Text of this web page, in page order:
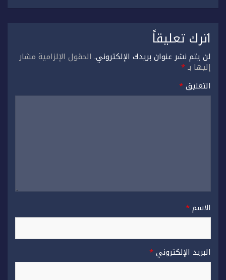
اترك تعليقاً
لن يتم نشر عنوان بريدك الإلكتروني. الحقول الإلزامية مشار
إليها بـ*
التعليق*
الاسم*
البريد الإلكتروني*